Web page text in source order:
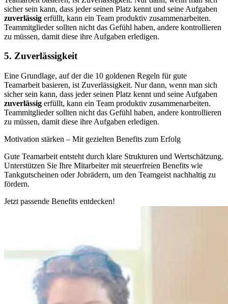
sicher sein kann, dass jeder seinen Platz kennt und seine Aufgaben
zuverlässig erfüllt, kann ein Team produktiv zusammenarbeiten.
Teammitglieder sollten nicht das Gefühl haben, andere kontrollieren
zu müssen, damit diese ihre Aufgaben erledigen.
5. Zuverlässigkeit
Eine Grundlage, auf der die 10 goldenen Regeln für gute
Teamarbeit basieren, ist Zuverlässigkeit. Nur dann, wenn man sich
sicher sein kann, dass jeder seinen Platz kennt und seine Aufgaben
zuverlässig erfüllt, kann ein Team produktiv zusammenarbeiten.
Teammitglieder sollten nicht das Gefühl haben, andere kontrollieren
zu müssen, damit diese ihre Aufgaben erledigen.
Motivation stärken – Mit gezielten Benefits zum Erfolg
Gute Teamarbeit entsteht durch klare Strukturen und Wertschätzung.
Unterstützen Sie Ihre Mitarbeiter mit steuerfreien Benefits wie
Tankgutscheinen oder Jobrädern, um den Teamgeist nachhaltig zu
fördern.
Jetzt passende Benefits entdecken!